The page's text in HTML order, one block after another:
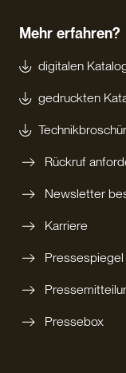
Mehr erfahren?
digitalen
gedruckten
Rückruf
Newsletter
Karriere
Pressespiegel
Pressebox